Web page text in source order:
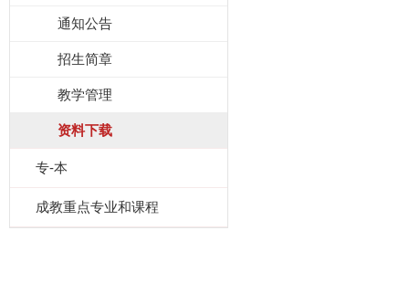
通知公告
招生简章
教学管理
资料下载
专-本
成教重点专业和课程